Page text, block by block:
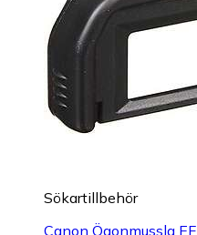
Sökartillbehör
Canon Ögonmussla EF